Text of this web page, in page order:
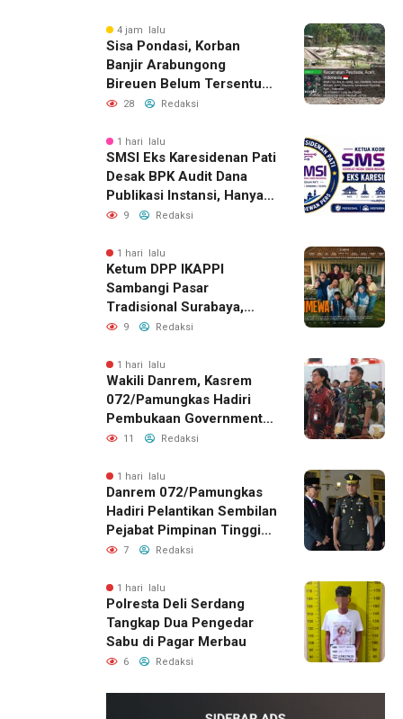
4 jam lalu
Sisa Pondasi, Korban
Banjir Arabungong
Bireuen Belum Tersentuh
Bantuan Pascabencana
28 Redaksi
1 hari lalu
SMSI Eks Karesidenan Pati
Desak BPK Audit Dana
Publikasi Instansi, Hanya
untuk Perusahaan Pers
9 Redaksi
1 hari lalu
Ketum DPP IKAPPI
Sambangi Pasar
Tradisional Surabaya,
Akhiri Agenda dengan
ISTIMEWA
9 Redaksi
1 hari lalu
Wakili Danrem, Kasrem
072/Pamungkas Hadiri
Pembukaan Government
Procurement Forum &
11 Redaksi
1 hari lalu
Danrem 072/Pamungkas
Hadiri Pelantikan Sembilan
Pejabat Pimpinan Tinggi
Pratama Pemda DIY
7 Redaksi
1 hari lalu
Polresta Deli Serdang
Tangkap Dua Pengedar
Sabu di Pagar Merbau
6 Redaksi